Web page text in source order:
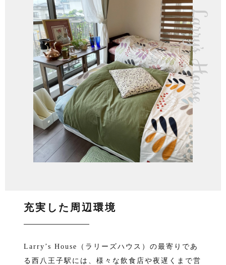
充実した周辺環境
Larry’s House（ラリーズハウス）の最寄りであ
る西八王子駅には、様々な飲食店や夜遅くまで営